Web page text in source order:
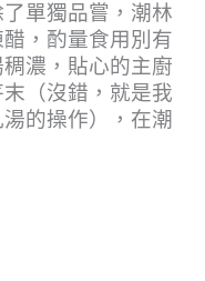
單獨品嘗，潮林
，酌量食用別有
濃，貼心的主廚
（沒錯，就是我
的操作），在潮